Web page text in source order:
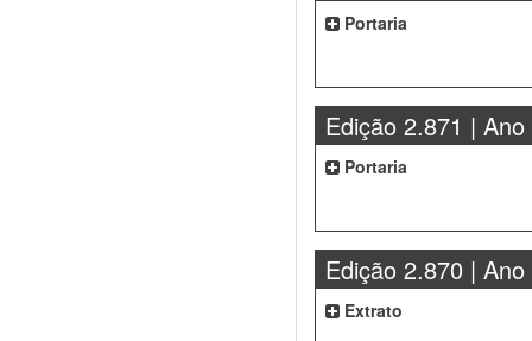
Portaria
Edição 2.871 | Ano
Portaria
Edição 2.870 | Ano
Extrato